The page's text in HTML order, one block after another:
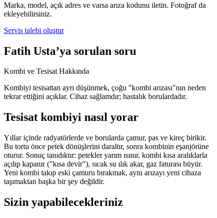
Marka, model, açık adres ve varsa arıza kodunu iletin. Fotoğraf da
ekleyebilirsiniz.
Servis talebi oluştur
Fatih Usta’ya sorulan soru
Kombi ve Tesisat Hakkında
Kombiyi tesisattan ayrı düşünmek, çoğu "kombi arızası"nın neden
tekrar ettiğini açıklar. Cihaz sağlamdır; hastalık borulardadır.
Tesisat kombiyi nasıl yorar
Yıllar içinde radyatörlerde ve borularda çamur, pas ve kireç birikir.
Bu tortu önce petek dönüşlerini daraltır, sonra kombinin eşanjörüne
oturur. Sonuç tanıdıktır: petekler yarım ısınır, kombi kısa aralıklarla
açılıp kapanır ("kısa devir"), sıcak su ılık akar, gaz faturası büyür.
Yeni kombi takıp eski çamuru bırakmak, aynı arızayı yeni cihaza
taşımaktan başka bir şey değildir.
Sizin yapabilecekleriniz